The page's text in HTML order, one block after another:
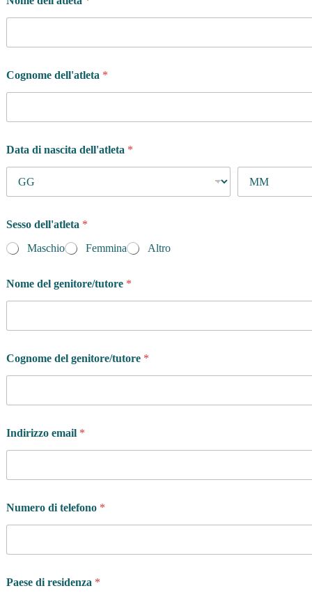
Cognome dell'atleta *
Data di nascita dell'atleta *
Sesso dell'atleta *
Maschio
Femmina Altro
Nome del genitore/tutore *
Cognome del genitore/tutore *
Indirizzo email *
Numero di telefono *
Paese di residenza *